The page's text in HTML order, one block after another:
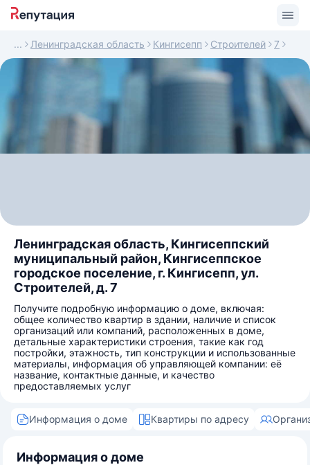
Ленинградская область Кингисепп Строителей 7
Ленинградская область, Кингисеппский
муниципальный район, Кингисеппское
городское поселение, г. Кингисепп, ул.
Строителей, д. 7
Получите подробную информацию о доме, включая:
общее количество квартир в здании, наличие и список
организаций или компаний, расположенных в доме,
детальные характеристики строения, такие как год
постройки, этажность, тип конструкции и использованные
материалы, информация об управляющей компании: её
название, контактные данные, и качество
предоставляемых услуг
Информация о доме Квартиры по адресу
Информация о доме